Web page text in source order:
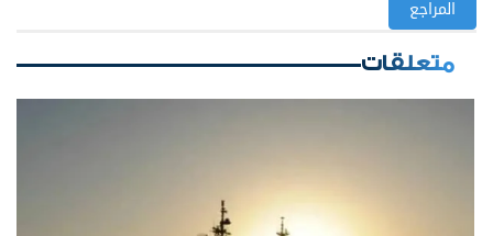
المراجع
متعلقات